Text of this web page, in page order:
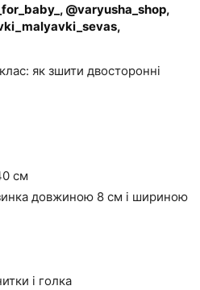
@varyusha_shop,
як зшити двосторонні
см
довжиною 8 см і шириною
і голка